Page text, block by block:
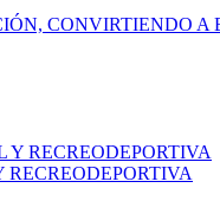
CONVIRTIENDO